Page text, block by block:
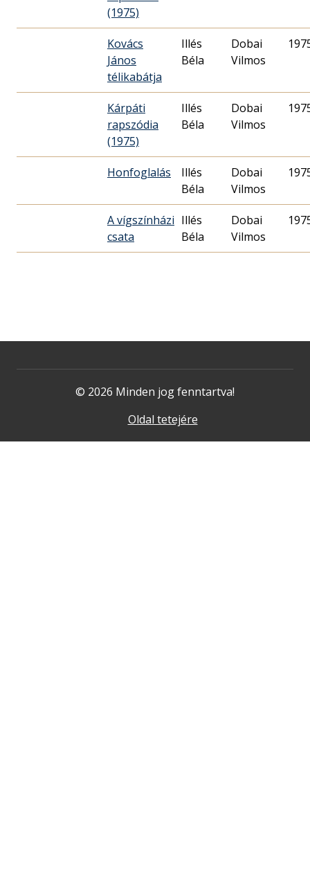
(1975)
Kovács
János
télikabátja
Illés
Béla
Dobai
Vilmos
Kárpáti
rapszódia
(1975)
Illés
Béla
Dobai
Vilmos
Honfoglalás
Illés
Béla
Dobai
Vilmos
A vígszínházi
csata
Illés
Béla
Dobai
Vilmos
© 2026 Minden jog fenntartva!
Oldal tetejére